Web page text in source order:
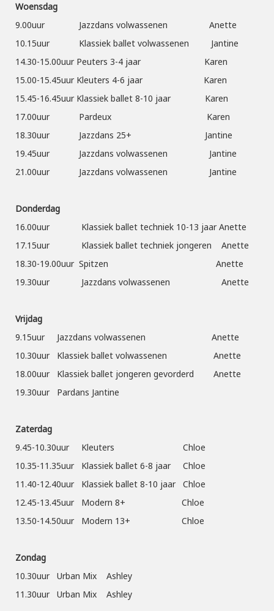
Woensdag
9.00uur Jazzdans volwassenen Anette
10.15uur Klassiek ballet volwassenen Jantine
14.30-15.00uur Peuters 3-4 jaar Karen
15.00-15.45uur Kleuters 4-6 jaar Karen
15.45-16.45uur Klassiek ballet 8-10 jaar Karen
17.00uur Pardeux Karen
18.30uur Jazzdans 25+ Jantine
19.45uur Jazzdans volwassenen Jantine
21.00uur Jazzdans volwassenen Jantine
Donderdag
16.00uur Klassiek ballet techniek 10-13 jaar Anette
17.15uur Klassiek ballet techniek jongeren Anette
18.30-19.00uur Spitzen Anette
19.30uur Jazzdans volwassenen Anette
Vrijdag
9.15uur Jazzdans volwassenen Anette
10.30uur Klassiek ballet volwassenen Anette
18.00uur Klassiek ballet jongeren gevorderd Anette
19.30uur Pardans Jantine
Zaterdag
9.45-10.30uur Kleuters Chloe
10.35-11.35uur Klassiek ballet 6-8 jaar Chloe
11.40-12.40uur Klassiek ballet 8-10 jaar Chloe
12.45-13.45uur Modern 8+ Chloe
13.50-14.50uur Modern 13+ Chloe
Zondag
10.30uur Urban Mix Ashley
11.30uur Urban Mix Ashley